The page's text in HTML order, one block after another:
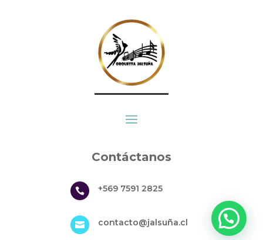
Contáctanos
 +569 7591 2825
 contacto@jalsuña.cl